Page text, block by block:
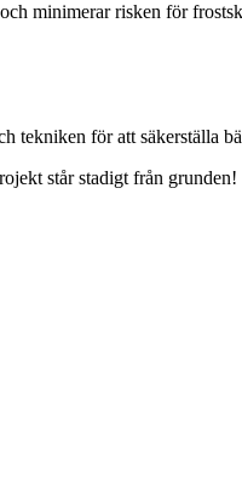
minimerar risken för
tekniken för att säkerställa
står stadigt från grunden!